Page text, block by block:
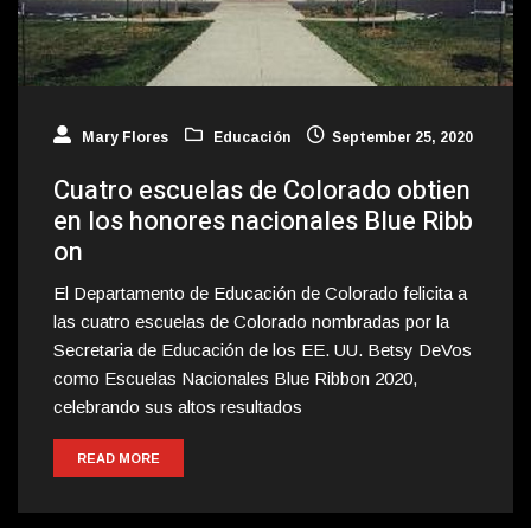
Mary Flores Educación September 25, 2020
Cuatro escuelas de Colorado obtien
en los honores nacionales Blue Ribb
on
El Departamento de Educación de Colorado felicita a
las cuatro escuelas de Colorado nombradas por la
Secretaria de Educación de los EE. UU. Betsy DeVos
como Escuelas Nacionales Blue Ribbon 2020,
celebrando sus altos resultados
READ MORE